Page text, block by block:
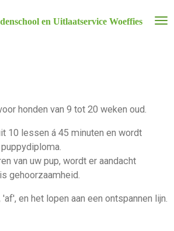
en Uitlaatservice Woeffies
honden van 9 tot 20 weken oud.
10 lessen á 45 minuten en wordt
van uw pup, wordt er aandacht
gehoorzaamheid.
en het lopen aan een ontspannen lijn.